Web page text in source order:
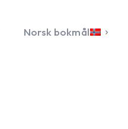
Norsk bokmål